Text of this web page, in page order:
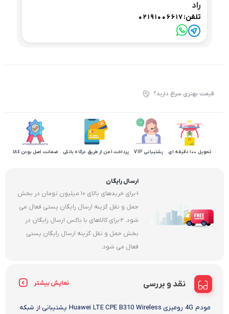
راد
تلفن:02191006617
قیمت بهتری سراغ دارید؟
تحویل 100 دقیقه ای پشتیبانی VIP پرداخت امن از طریق درگاه بانکی ضمانت اصل بودن کالا
ارسال رایگان
1-برای خریدهای بالای 10 میلیون تومان در بخش
حمل و نقل گزینه ارسال رایگان پستی فعال می
شود. 2-برای کالاهای با باکس ارسال رایگان در
بخش حمل و نقل گزینه ارسال رایگان پستی
فعال می شود.
نقد و بررسی نمایش بیشتر
مودم 4G رومیزی Huawei LTE CPE B310 Wireless پشتیبانی از شبکه